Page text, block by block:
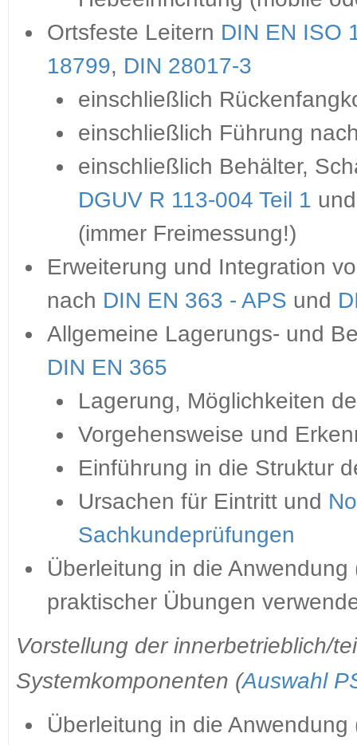
Ortsfeste Leitern DIN EN ISO
18799, DIN 28017-3
einschließlich
einschließlich Führung
einschließlich Behälter,
DGUV R 113-004 Teil 1
(immer Freimessung!)
Erweiterung und Integration
nach DIN EN 363 - APS und
Allgemeine Lagerungs- und
DIN EN 365
Lagerung, Möglichkeiten
Vorgehensweise und
Einführung in die Struktur
Ursachen für Eintritt und
Sachkundeprüfungen
Überleitung in die
praktischer Übungen
Vorstellung der innerbetrieblich/
Systemkomponenten (Auswahl
Überleitung in die